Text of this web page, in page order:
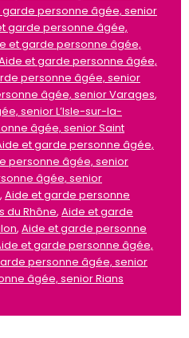
garde personne âgée, senior
garde personne âgée,
et garde personne âgée,
et garde personne âgée,
personne âgée, senior
âgée, senior Varages,
senior L’Isle-sur-la-
âgée, senior Saint
et garde personne âgée,
personne âgée, senior
âgée, senior
, Aide et garde personne
du Rhône, Aide et garde
, Aide et garde personne
et garde personne âgée,
personne âgée, senior
âgée, senior Rians